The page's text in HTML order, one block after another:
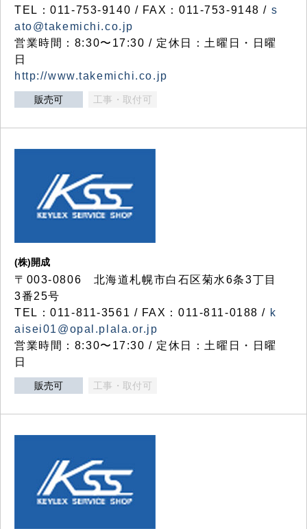
TEL：011-753-9140 / FAX：011-753-9148 / s
ato@takemichi.co.jp
営業時間：8:30〜17:30 / 定休日：土曜日・日曜
日
http://www.takemichi.co.jp
販売可 工事・取付可
(株)開成
〒003-0806 北海道札幌市白石区菊水6条3丁目
3番25号
TEL：011-811-3561 / FAX：011-811-0188 / k
aisei01@opal.plala.or.jp
営業時間：8:30〜17:30 / 定休日：土曜日・日曜
日
販売可 工事・取付可